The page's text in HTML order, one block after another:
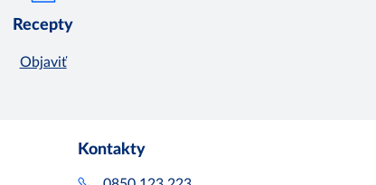
Recepty
Objaviť
Kontakty